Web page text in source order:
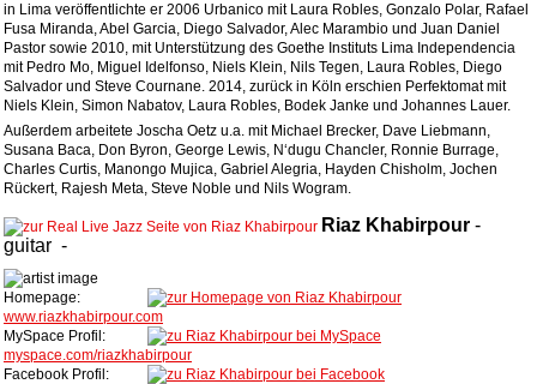
in Lima veröffentlichte er 2006 Urbanico mit Laura Robles, Gonzalo Polar, Rafael
Fusa Miranda, Abel Garcia, Diego Salvador, Alec Marambio und Juan Daniel
Pastor sowie 2010, mit Unterstützung des Goethe Instituts Lima Independencia
mit Pedro Mo, Miguel Idelfonso, Niels Klein, Nils Tegen, Laura Robles, Diego
Salvador und Steve Cournane. 2014, zurück in Köln erschien Perfektomat mit
Niels Klein, Simon Nabatov, Laura Robles, Bodek Janke und Johannes Lauer.
Außerdem arbeitete Joscha Oetz u.a. mit Michael Brecker, Dave Liebmann,
Susana Baca, Don Byron, George Lewis, N‘dugu Chancler, Ronnie Burrage,
Charles Curtis, Manongo Mujica, Gabriel Alegria, Hayden Chisholm, Jochen
Rückert, Rajesh Meta, Steve Noble und Nils Wogram.
Riaz Khabirpour -
guitar -
Homepage:
www.riazkhabirpour.com
MySpace Profil:
myspace.com/riazkhabirpour
Facebook Profil: